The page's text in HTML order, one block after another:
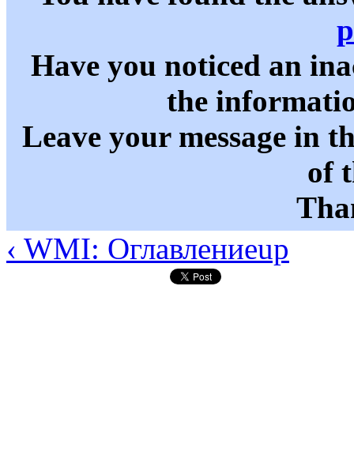
Have you noticed an
the
Leave your message in
of
‹ WMI: Оглавлениеup